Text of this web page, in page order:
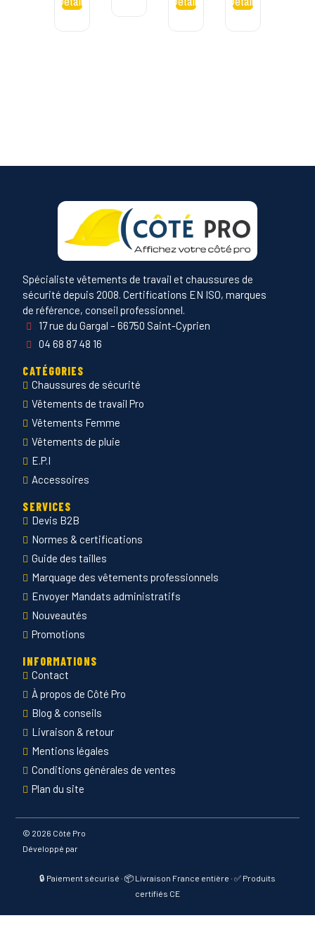
Spécialiste vêtements de travail et chaussures de
sécurité depuis 2008. Certifications EN ISO, marques
de référence, conseil professionnel.
17 rue du Gargal – 66750 Saint-Cyprien
04 68 87 48 16
CATÉGORIES
Chaussures de sécurité
Vêtements de travail Pro
Vêtements Femme
Vêtements de pluie
E.P.I
Accessoires
SERVICES
Devis B2B
Normes & certifications
Guide des tailles
Marquage des vêtements professionnels
Envoyer Mandats administratifs
Nouveautés
Promotions
INFORMATIONS
Contact
À propos de Côté Pro
Blog & conseils
Livraison & retour
Mentions légales
Conditions générales de ventes
Plan du site
© 2026 Côté Pro
Développé par
🔒 Paiement sécurisé · 📦 Livraison France entière · ✅ Produits
certifiés CE